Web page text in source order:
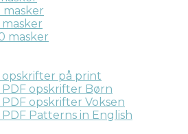
masker
masker
masker
opskrifter på print
PDF opskrifter Børn
PDF opskrifter Voksen
PDF Patterns in English